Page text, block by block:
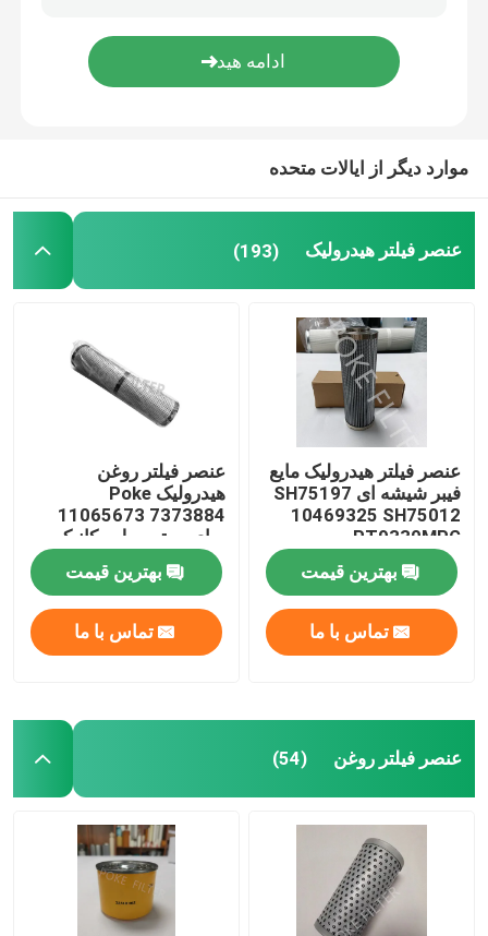
فیلتر باند رزینی
عنصر فیلتر آب
عنصر فیلتر شمع
موارد دیگر از ایالات متحده
عنصر فیلتر هیدرولیک (193)
عنصر فیلتر هیدرولیک مایع
فیبر شیشه ای SH75197
10469325 SH75012
PT9330MPG
بهترین قیمت
تماس با ما
عنصر فیلتر روغن
هیدرولیک Poke
11065673 7373884
برای موتور بیل مکانیکی
بهترین قیمت
تماس با ما
عنصر فیلتر روغن (54)